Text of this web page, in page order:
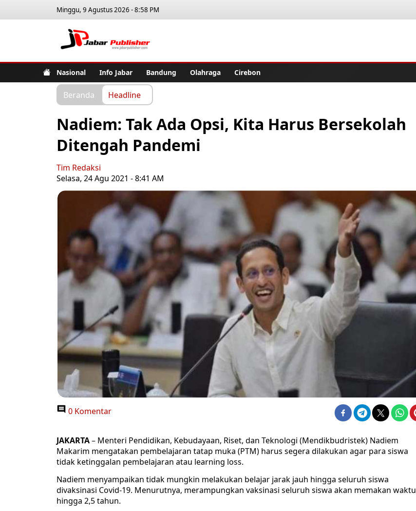
Minggu, 9 Agustus 2026 - 8:58 PM
Nasional Info Jabar Bandung Olahraga Cirebon
Beranda Headline
Nadiem: Tak Ada Opsi, Kita Harus Bersekolah
Ditengah Pandemi
Tim Redaksi
Selasa, 24 Agu 2021 - 8:41 AM
0 Komentar
JAKARTA– Menteri Pendidikan, Kebudayaan, Riset, dan Teknologi (Mendikbudristek) Nadiem
Makarim mengatakan pembelajaran tatap muka (PTM) harus segera dilakukan agar para siswa
tidak ketinggalan pembelajaran atau learning loss.
Nadiem menyampaikan tidak mungkin melakukan belajar jarak jauh hingga seluruh siswa
divaksinasi Covid-19. Menurutnya, merampungkan vaksinasi seluruh siswa akan memakan waktu
hingga 2,5 tahun.